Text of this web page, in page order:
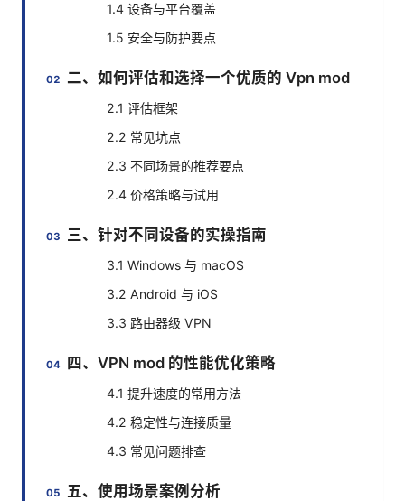
1.4 设备与平台覆盖
1.5 安全与防护要点
二、如何评估和选择一个优质的 Vpn mod
2.1 评估框架
2.2 常见坑点
2.3 不同场景的推荐要点
2.4 价格策略与试用
三、针对不同设备的实操指南
3.1 Windows 与 macOS
3.2 Android 与 iOS
3.3 路由器级 VPN
四、VPN mod 的性能优化策略
4.1 提升速度的常用方法
4.2 稳定性与连接质量
4.3 常见问题排查
五、使用场景案例分析